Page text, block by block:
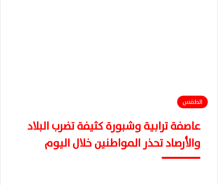
الطقس
عاصفة ترابية وشبورة كثيفة تضرب البلاد
والأرصاد تحذر المواطنين خلال اليوم